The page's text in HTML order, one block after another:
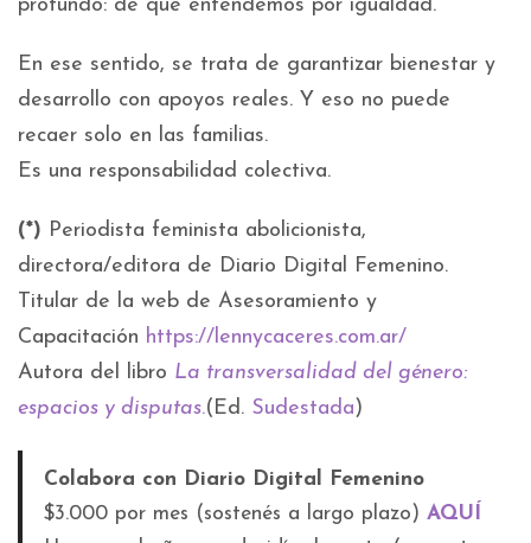
profundo: de qué entendemos por igualdad.
En ese sentido, se trata de garantizar bienestar y
desarrollo con apoyos reales. Y eso no puede
recaer solo en las familias.
Es una responsabilidad colectiva.
(*) Periodista feminista abolicionista,
directora/editora de Diario Digital Femenino.
Titular de la web de Asesoramiento y
Capacitación https://lennycaceres.com.ar/
Autora del libro La transversalidad del género:
espacios y disputas.(Ed. Sudestada)
Colabora con Diario Digital Femenino
$3.000 por mes (sostenés a largo plazo) AQUÍ